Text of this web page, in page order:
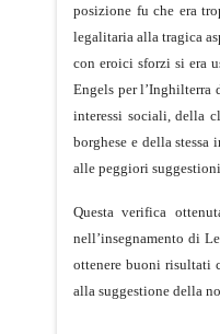
posizione fu che era
legalitaria alla tragica
con eroici sforzi si era
Engels per l’Inghilterra
interessi sociali, della
borghese e della
alle peggiori
Questa verifica
nell’insegnamento di
ottenere buoni risultati
alla suggestione della